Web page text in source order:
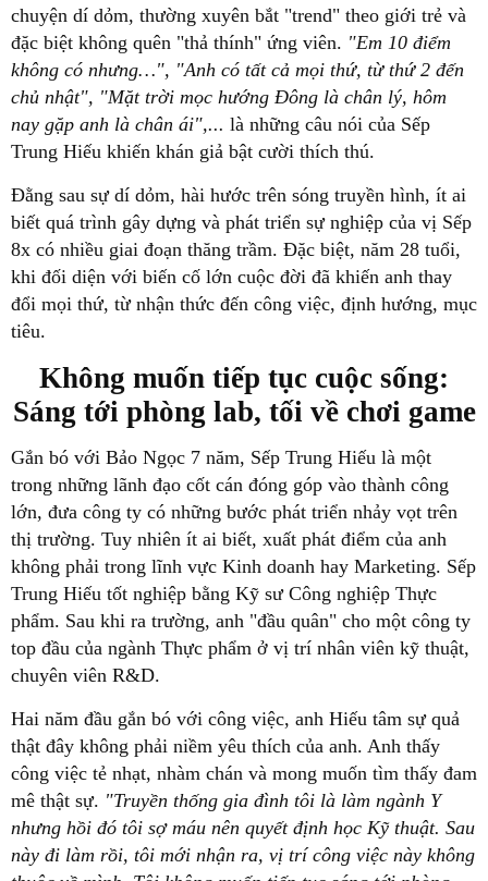
chuyện dí dỏm, thường xuyên bắt "trend" theo giới trẻ và
đặc biệt không quên "thả thính" ứng viên. "Em 10 điểm
không có nhưng…", "Anh có tất cả mọi thứ, từ thứ 2 đến
chủ nhật", "Mặt trời mọc hướng Đông là chân lý, hôm
nay gặp anh là chân ái",... là những câu nói của Sếp
Trung Hiếu khiến khán giả bật cười thích thú.
Đằng sau sự dí dỏm, hài hước trên sóng truyền hình, ít ai
biết quá trình gây dựng và phát triển sự nghiệp của vị Sếp
8x có nhiều giai đoạn thăng trầm. Đặc biệt, năm 28 tuổi,
khi đối diện với biến cố lớn cuộc đời đã khiến anh thay
đổi mọi thứ, từ nhận thức đến công việc, định hướng, mục
tiêu.
Không muốn tiếp tục cuộc sống:
Sáng tới phòng lab, tối về chơi game
Gắn bó với Bảo Ngọc 7 năm, Sếp Trung Hiếu là một
trong những lãnh đạo cốt cán đóng góp vào thành công
lớn, đưa công ty có những bước phát triển nhảy vọt trên
thị trường. Tuy nhiên ít ai biết, xuất phát điểm của anh
không phải trong lĩnh vực Kinh doanh hay Marketing. Sếp
Trung Hiếu tốt nghiệp bằng Kỹ sư Công nghiệp Thực
phẩm. Sau khi ra trường, anh "đầu quân" cho một công ty
top đầu của ngành Thực phẩm ở vị trí nhân viên kỹ thuật,
chuyên viên R&D.
Hai năm đầu gắn bó với công việc, anh Hiếu tâm sự quả
thật đây không phải niềm yêu thích của anh. Anh thấy
công việc tẻ nhạt, nhàm chán và mong muốn tìm thấy đam
mê thật sự. "Truyền thống gia đình tôi là làm ngành Y
nhưng hồi đó tôi sợ máu nên quyết định học Kỹ thuật. Sau
này đi làm rồi, tôi mới nhận ra, vị trí công việc này không